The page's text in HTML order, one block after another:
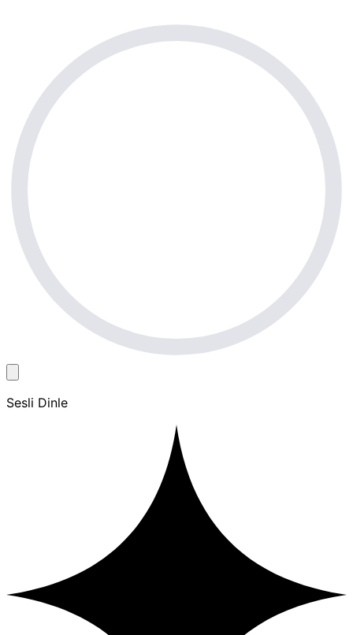
Sesli Dinle